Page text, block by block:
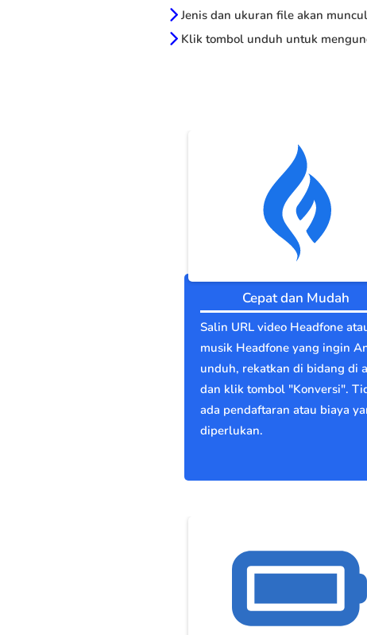
Jenis dan ukuran file akan
Klik tombol unduh untuk
Cepat dan Mudah
Salin URL video Headfone
musik Headfone yang ingin
unduh, rekatkan di bidang di
dan klik tombol "Konversi".
ada pendaftaran atau biaya
diperlukan.